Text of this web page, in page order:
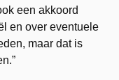
een akkoord
en over eventuele
maar dat is